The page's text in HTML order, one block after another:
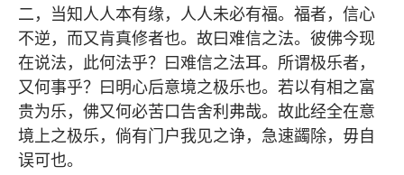
二，当知人人本有缘，人人未必有福。福者，信心
不逆，而又肯真修者也。故曰难信之法。彼佛今现
在说法，此何法乎？曰难信之法耳。所谓极乐者，
又何事乎？曰明心后意境之极乐也。若以有相之富
贵为乐，佛又何必苦口告舍利弗哉。故此经全在意
境上之极乐，倘有门户我见之诤，急速蠲除，毋自
误可也。